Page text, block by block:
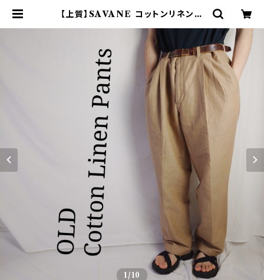
【上質】SAVANE コットンリネンパ
イン古着屋 9chord
1/10